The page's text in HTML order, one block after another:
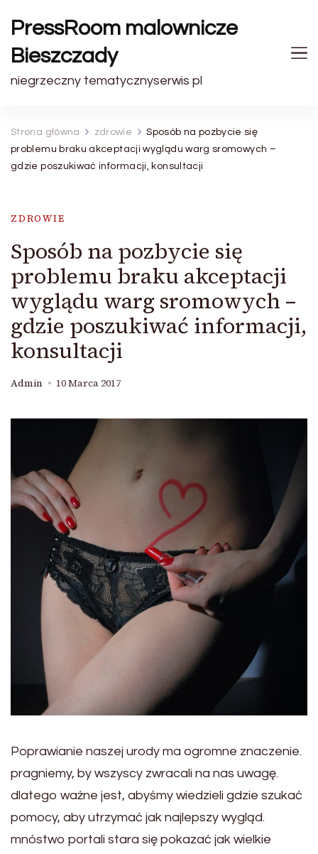
PressRoom malownicze
Bieszczady
niegrzeczny tematycznyserwis pl
Strona główna zdrowie
Sposób na pozbycie się
problemu braku akceptacji wyglądu warg sromowych –
gdzie poszukiwać informacji, konsultacji
ZDROWIE
Sposób na pozbycie się
problemu braku akceptacji
wyglądu warg sromowych –
gdzie poszukiwać informacji,
konsultacji
Admin 10 Marca 2017
Poprawianie naszej urody ma ogromne znaczenie.
pragniemy, by wszyscy zwracali na nas uwagę.
dlatego ważne jest, abyśmy wiedzieli gdzie szukać
pomocy, aby utrzymać jak najlepszy wygląd.
mnóstwo portali stara się pokazać jak wielkie